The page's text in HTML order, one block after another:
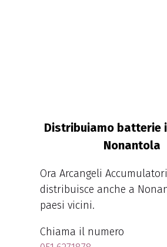
Distribuiamo batterie
Nonantola
Ora Arcangeli Accumulatori
distribuisce anche a
paesi vicini.
Chiama il numero